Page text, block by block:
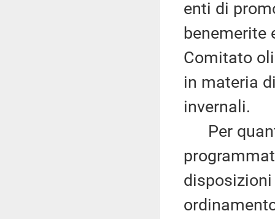
enti di
benemerite
Comitato
in materia
invernali.
Per